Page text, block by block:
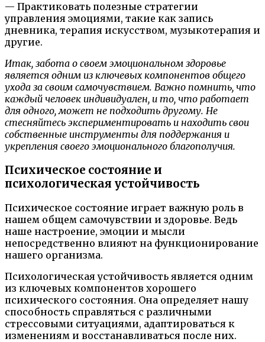
— Практиковать полезные стратегии
управления эмоциями, такие как запись
дневника, терапия искусством, музыкотерапия и
другие.
Итак, забота о своем эмоциональном здоровье
является одним из ключевых компонентов общего
ухода за своим самочувствием. Важно помнить, что
каждый человек индивидуален, и то, что работает
для одного, может не подходить другому. Не
стесняйтесь экспериментировать и находить свои
собственные инструменты для поддержания и
укрепления своего эмоционального благополучия.
Психическое состояние и
психологическая устойчивость
Психическое состояние играет важную роль в
нашем общем самочувствии и здоровье. Ведь
наше настроение, эмоции и мысли
непосредственно влияют на функционирование
нашего организма.
Психологическая устойчивость является одним
из ключевых компонентов хорошего
психического состояния. Она определяет нашу
способность справляться с различными
стрессовыми ситуациями, адаптироваться к
изменениям и восстанавливаться после них.